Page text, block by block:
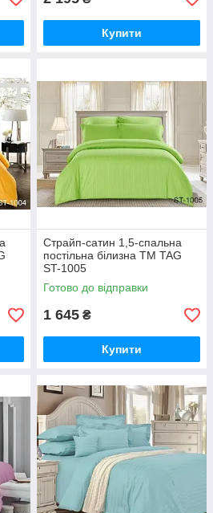
Купити
Страйп-сатин 1,5-спальна
постільна білизна ТМ TAG
ST-1005
Готово до відправки
1 645 ₴
Купити